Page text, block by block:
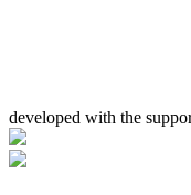
developed with the